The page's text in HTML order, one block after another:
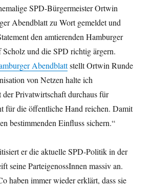
SPD-Bürgermeister Ortwin
Abendblatt zu Wort gemeldet und
den amtierenden Hamburger
und die SPD richtig ärgern.
Abendblattstellt Ortwin Runde
von Netzen halte ich
der Privatwirtschaft durchaus für
für die öffentliche Hand reichen. Damit
bestimmenden Einfluss sichern.“
er die aktuelle SPD-Politik in der
seine ParteigenossInnen massiv an.
haben immer wieder erklärt, dass sie